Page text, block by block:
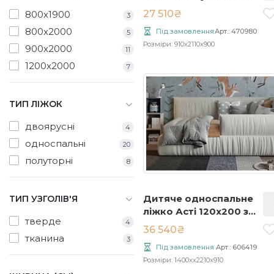
800x1900 3
800x2000 5
900x2000 11
1200x2000 7
ТИП ЛІЖОК
двоярусні 4
односпальні 20
полуторні 8
ТИП УЗГОЛІВ'Я
тверде 4
тканина 3
27 510₴
Арт.: 470980
Під замовлення
Розміри: 910x2110x900
Дитяче односпальне
ліжко Асті 120x200 з
підйомником
36 540₴
Арт.: 606419
Під замовлення
Розміри: 1400xx2210x910